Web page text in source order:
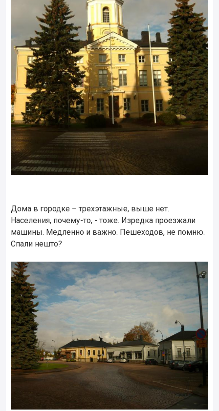
Дома в городке – трехэтажные, выше нет.
Населения, почему-то, - тоже. Изредка проезжали
машины. Медленно и важно. Пешеходов, не помню.
Спали нешто?